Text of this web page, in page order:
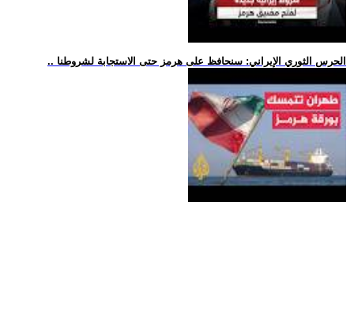
.. الحرس الثوري الإيراني: سنحافظ على هرمز حتى الاستجابة لشروطنا